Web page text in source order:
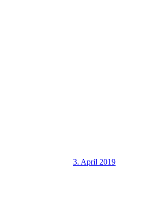
3. April 2019